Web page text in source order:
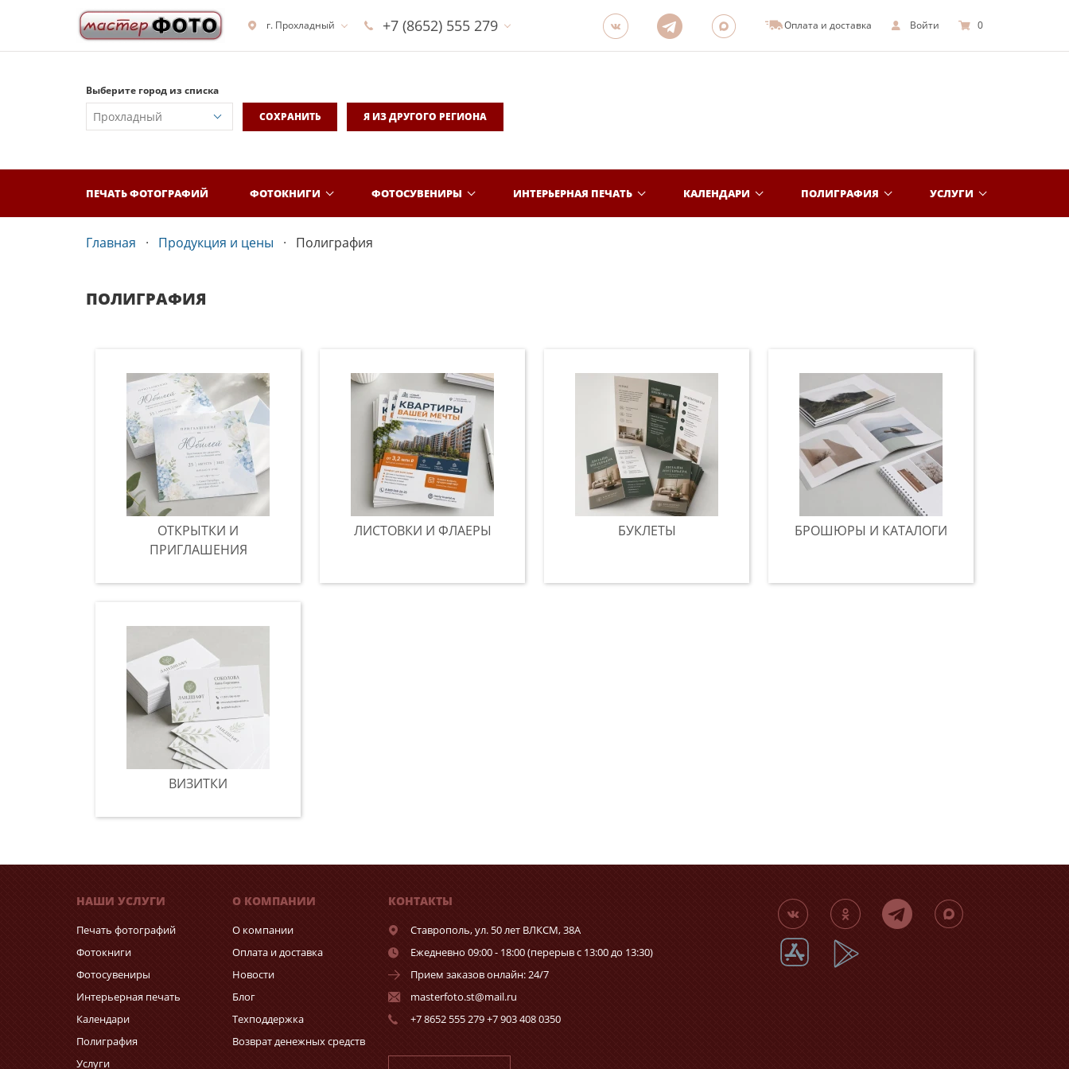
г. Прохладный +7 (8652) 555 279 Оплата и доставка Войти 0
Выберите город из списка
СОХРАНИТЬ
Я ИЗ ДРУГОГО РЕГИОНА
ПЕЧАТЬ ФОТОГРАФИЙ ФОТОКНИГИ ФОТОСУВЕНИРЫ ИНТЕРЬЕРНАЯ ПЕЧАТЬ КАЛЕНДАРИ ПОЛИГРАФИЯ УСЛУГИ
Главная Продукция и цены Полиграфия
ПОЛИГРАФИЯ
ОТКРЫТКИ И
ПРИГЛАШЕНИЯ
ЛИСТОВКИ И ФЛАЕРЫ БУКЛЕТЫ БРОШЮРЫ И КАТАЛОГИ
ВИЗИТКИ
НАШИ УСЛУГИ
Печать фотографий
Фотокниги
Фотосувениры
Интерьерная печать
Календари
Полиграфия
Услуги
О КОМПАНИИ
О компании
Оплата и доставка
Новости
Блог
Техподдержка
Возврат денежных средств
КОНТАКТЫ
Ставрополь,ул. 50 лет ВЛКСМ, 38А
Ежедневно 09:00 - 18:00 (перерыв с 13:00 до 13:30)
Прием заказов онлайн: 24/7
masterfoto.st@mail.ru
+7 8652 555 279 +7 903 408 0350